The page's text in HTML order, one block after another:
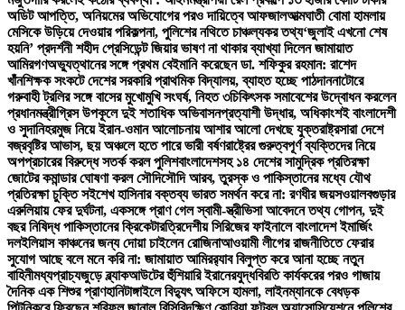
অডিট আপত্তি, অনিয়মের অভিযোগের পরও দায়িত্বে আফজালআত্মঘাতী বোমা হামলায়
মেসিকে উড়িয়ে দেওয়ার পরিকল্পনা, পুলিশের নথিতে চাঞ্চল্যকর তথ্য‘জুলাই এখনো শেষ
হয়নি’ প্রদর্শনী শহীদ প্রেসিডেন্ট জিয়ার ভাষণ না থাকার ব্যাখ্যা দিলেন জামায়াত
আমিরগণঅভ্যুত্থানের সঙ্গে প্রথম বেইমানি করেছেন ডা. শফিকুর রহমান: রাশেদ
খাঁনশিক্ষক সংকটে দেশের সরকারি প্রাথমিক বিদ্যালয়, ব্যাহত হচ্ছে পাঠদাননাটোরে
গরুবাহী ট্রলির সঙ্গে বাসের মুখোমুখি সংঘর্ষ, নিহত ৩চিকিৎসক সমাবেশের উদ্বোধন করলেন
প্রধানমন্ত্রীগ্রিস উপকূলে দুই শতাধিক অভিবাসনপ্রত্যাশী উদ্ধার, অধিকাংশই বাংলাদেশী
ও সুদানিহরমুজ নিয়ে ইরান-ওমান আলোচনায় আশার আলো দেখছে যুক্তরাষ্ট্রসারা দেশে
বজ্রবৃষ্টির আভাস, ছয় অঞ্চলে হতে পারে ভারী বর্ষণরাষ্ট্রের গুরুত্বপূর্ণ ব্যক্তিদের নিয়ে
অপপ্রচারের বিরুদ্ধে সতর্ক করল পুলিশবাংলাদেশসহ ১৪ দেশের সামুদ্রিক প্রতিরক্ষা
জোটের কমান্ডার ঘোষণা করল সৌদিসৌদি আরব, তুরস্ক ও পাকিস্তানের মধ্যে যৌথ
প্রতিরক্ষা চুক্তি সইশেখ হাসিনার বক্তব্য ভারত সমর্থন করে না: রণধীর জয়সওয়ালবগুড়ার
এরুলিয়ায় ফের দুর্ঘটনা, একসঙ্গে প্রাণ গেল স্বামী-স্ত্রীভিসা আবেদনে তথ্য গোপন, দুই
বছর নিষিদ্ধ পাকিস্তানের ক্রিকেটারত্রিদেশীয় সিরিজের ফাইনালে বাংলাদেশ ইমার্জিং
দলইলিয়াস কাঞ্চনের জন্য দোয়া চাইলেন রোজিনাআওয়ামী লীগের রাজনীতিতে ফেরার
সুযোগ আছে বলে মনে করি না: জামায়াত আমিরর‍্যাব বিলুপ্ত করে আনা হচ্ছে নতুন
বাহিনীমধ্যপ্রাচ্যজুড়ে ব্ল্যাকআউটের হুঁশিয়ারি ইরানেরযুদ্ধবিরতি কার্যকরের পরও গাজায়
দৈনিক এক শিশুর প্রাণহানিটাঙ্গাইলে বিদ্যুৎ অফিসে হামলা, লাইনম্যানকে বেধড়ক